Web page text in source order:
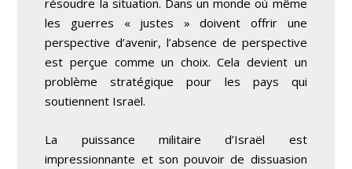
les guerres « justes » doivent offrir une
perspective d’avenir, l’absence de perspective
est perçue comme un choix. Cela devient un
problème stratégique pour les pays qui
soutiennent Israël.
La puissance militaire d’Israël est
impressionnante et son pouvoir de dissuasion